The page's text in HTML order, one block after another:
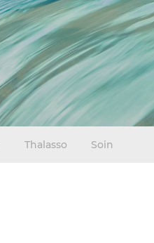
Thalasso Soin